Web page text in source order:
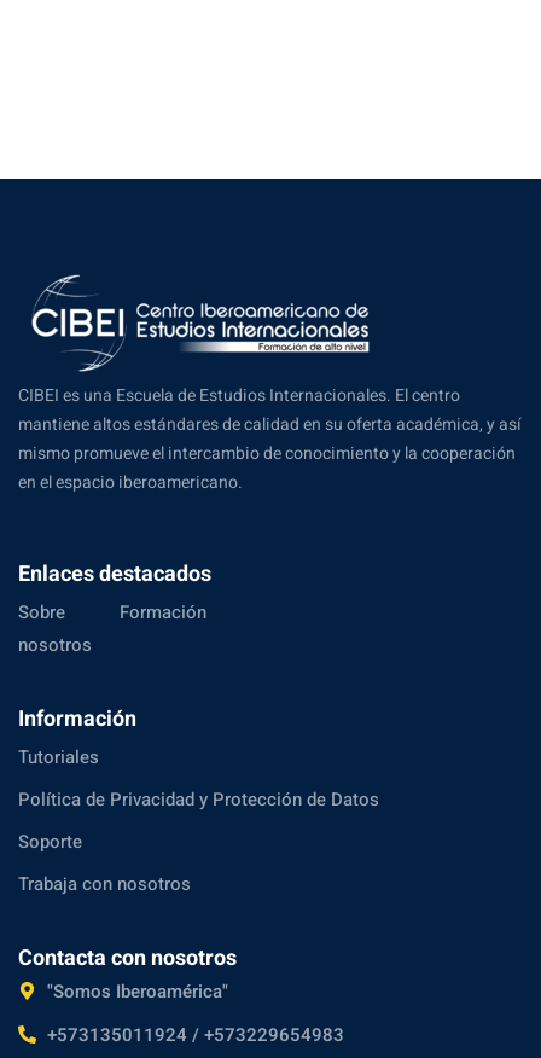
CIBEI es una Escuela de Estudios Internacionales. El centro
mantiene altos estándares de calidad en su oferta académica, y así
mismo promueve el intercambio de conocimiento y la cooperación
en el espacio iberoamericano.
Enlaces destacados
Sobre
nosotros
Formación
Información
Tutoriales
Política de Privacidad y Protección de Datos
Soporte
Trabaja con nosotros
Contacta con nosotros
"Somos Iberoamérica"
+573135011924 / +573229654983